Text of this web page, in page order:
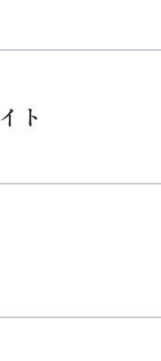
ト